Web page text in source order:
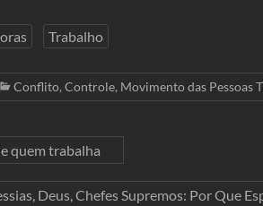
Trabalho
Conflito, Controle, Movimento das Pessoas
quem trabalha
Deus, Chefes Supremos: Por Que